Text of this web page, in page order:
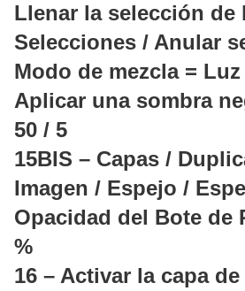
Llenar la selección de
Selecciones / Anular
Modo de mezcla =
Aplicar una sombra
50 / 5
15BIS – Capas /
Imagen / Espejo /
Opacidad del Bote de
%
16 – Activar la capa